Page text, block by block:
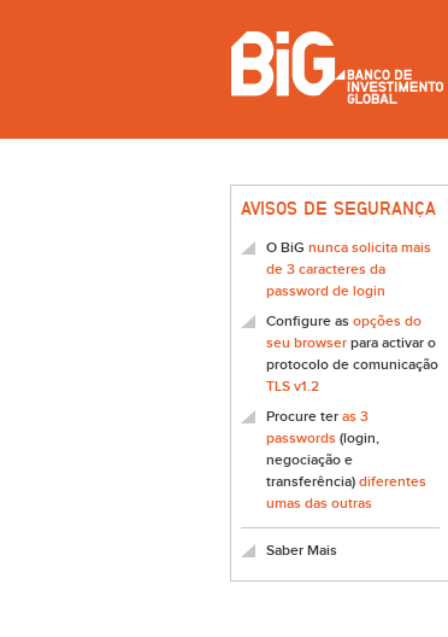
AVISOS DE SEGURANÇA
O BiG nunca solicita mais
de 3 caracteres da
password de login
Configure as opções do
seu browser para activar o
protocolo de comunicação
TLS v1.2
Procure ter as 3
passwords (login,
negociação e
transferência) diferentes
umas das outras
Saber Mais